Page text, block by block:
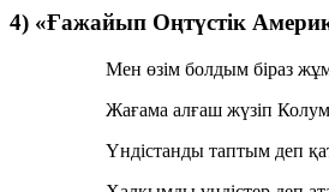
4) «Ғажайып Оңтүстік
Мен өзім болдым біраз
Жағама алғаш жүзіп
Үндістанды таптым деп